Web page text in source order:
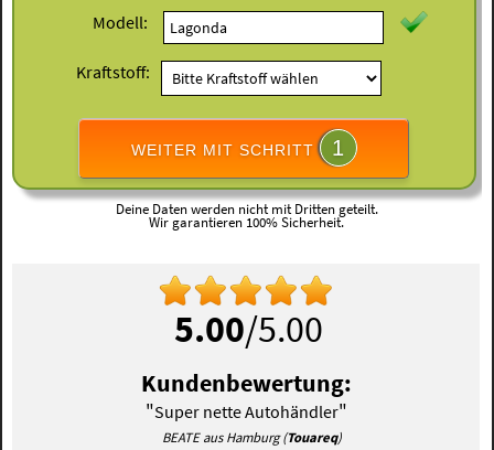
Modell:
Kraftstoff:
WEITER MIT SCHRITT 1
Deine Daten werden nicht mit Dritten geteilt.
Wir garantieren 100% Sicherheit.
5.00/5.00
Kundenbewertung:
"Super nette Autohändler"
BEATE aus Hamburg (Touareq)